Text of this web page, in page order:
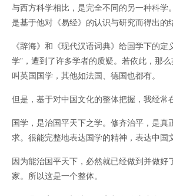
与西方科学相比，是完全不同的另一种科学
是基于他对《易经》的认识与研究而得出的
《辞海》和《现代汉语词典》给国学下的定
学”，遭到了许多学者的质疑。若依此，那么
叫英国国学，其他如法国、德国也都有。
但是，基于对中国文化的整体把握，我经
国学，是治国平天下之学。修齐治平，是真
求。很能完整地表达国学的精神，表达中国
因为能治国平天下，必然就已经做到并做好
家。所以这是一个整体。